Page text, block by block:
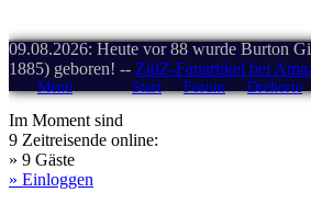
09.08.2026: Heute vor 88 wurde Burton
1885) geboren! -- ZidZ-Fanartikel bei
Menü Start Forum Drehorte
Im Moment sind
9 Zeitreisende online:
» 9 Gäste
» Einloggen